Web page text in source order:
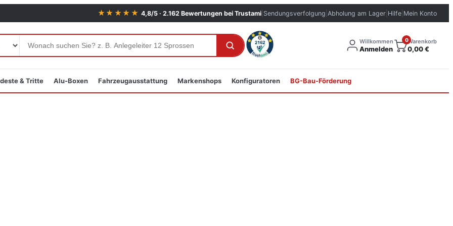
★★★★★ 4,8/5 · 2.162 Bewertungen bei Trustami Sendungsverfolgung Abholung am Lager Hilfe Mein Konto
Willkommen
Anmelden
0Warenkorb
0,00€
& Tritte Alu-Boxen Fahrzeugausstattung Markenshops Konfiguratoren BG-Bau-Förderung